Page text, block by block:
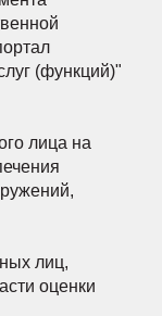
(функций)"
лица на
лиц,
оценки